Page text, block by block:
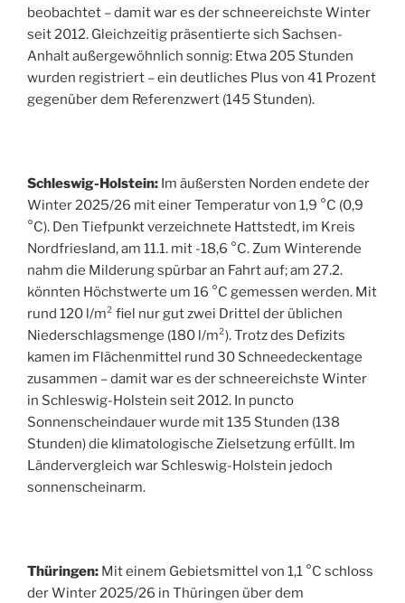
beobachtet – damit war es der schneereichste Winter
seit 2012. Gleichzeitig präsentierte sich Sachsen-
Anhalt außergewöhnlich sonnig: Etwa 205 Stunden
wurden registriert – ein deutliches Plus von 41 Prozent
gegenüber dem Referenzwert (145 Stunden).
Schleswig-Holstein: Im äußersten Norden endete der
Winter 2025/26 mit einer Temperatur von 1,9 °C (0,9
°C). Den Tiefpunkt verzeichnete Hattstedt, im Kreis
Nordfriesland, am 11.1. mit -18,6 °C. Zum Winterende
nahm die Milderung spürbar an Fahrt auf; am 27.2.
könnten Höchstwerte um 16 °C gemessen werden. Mit
rund 120 l/m² fiel nur gut zwei Drittel der üblichen
Niederschlagsmenge (180 l/m²). Trotz des Defizits
kamen im Flächenmittel rund 30 Schneedeckentage
zusammen – damit war es der schneereichste Winter
in Schleswig-Holstein seit 2012. In puncto
Sonnenscheindauer wurde mit 135 Stunden (138
Stunden) die klimatologische Zielsetzung erfüllt. Im
Ländervergleich war Schleswig-Holstein jedoch
sonnenscheinarm.
Thüringen: Mit einem Gebietsmittel von 1,1 °C schloss
der Winter 2025/26 in Thüringen über dem